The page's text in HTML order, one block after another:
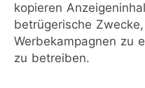
kopieren
betrügerische
Werbekampagnen zu
zu betreiben.